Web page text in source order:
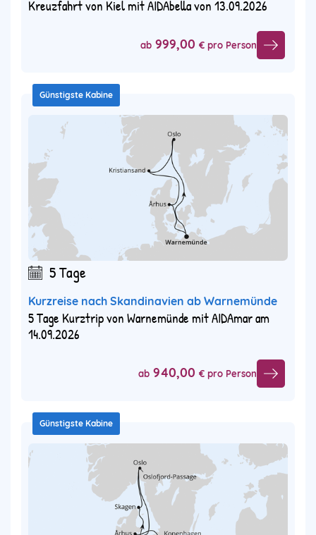
Kreuzfahrt von Kiel mit AIDAbella von 13.09.2026
ab 999,00 € pro Person
Günstigste Kabine
5 Tage
Kurzreise nach Skandinavien ab Warnemünde
5 Tage Kurztrip von Warnemünde mit AIDAmar am
14.09.2026
ab 940,00 € pro Person
Günstigste Kabine